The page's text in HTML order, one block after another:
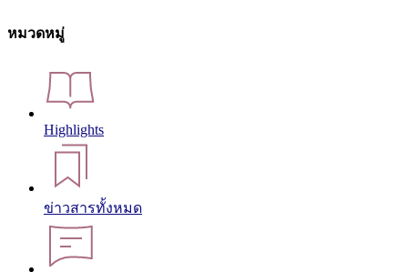
หมวดหมู่
Highlights
ข่าวสารทั้งหมด